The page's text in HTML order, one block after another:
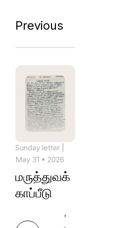
Previous
Sunday letter
May 31 • 2026
மருத்துவக்
காப்பீடு